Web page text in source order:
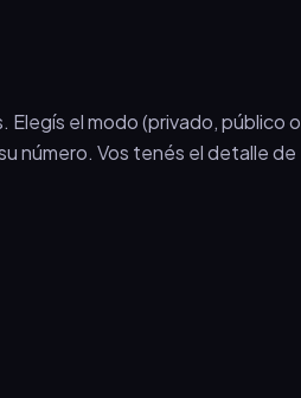
el modo (privado, público o
número. Vos tenés el detalle de